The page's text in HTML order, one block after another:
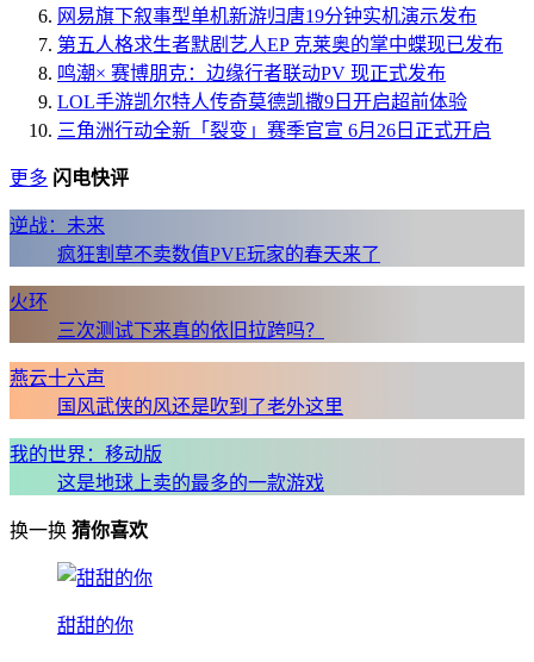
网易旗下叙事型单机新游归唐19分钟实机演示发布
第五人格求生者默剧艺人EP 克莱奥的掌中蝶现已发布
鸣潮× 赛博朋克：边缘行者联动PV 现正式发布
LOL手游凯尔特人传奇莫德凯撒9日开启超前体验
三角洲行动全新「裂变」赛季官宣 6月26日正式开启
更多 闪电快评
逆战：未来
疯狂割草不卖数值PVE玩家的春天来了
火环
三次测试下来真的依旧拉跨吗？
燕云十六声
国风武侠的风还是吹到了老外这里
我的世界：移动版
这是地球上卖的最多的一款游戏
换一换 猜你喜欢
甜甜的你